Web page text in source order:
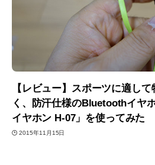
【レビュー】スポーツに適し
く、防汗仕様のBluetoothイヤ
イヤホン H-07」を使ってみた
2015年11月15日